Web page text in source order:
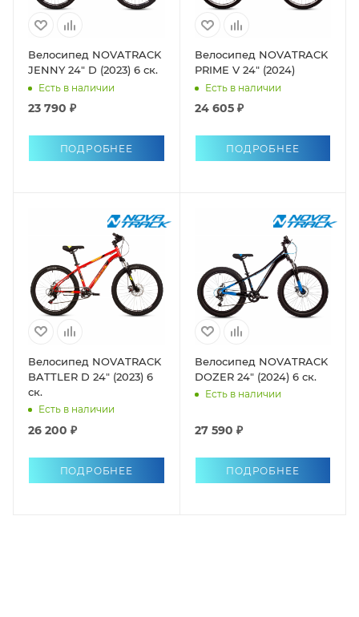
Велосипед NOVATRACK
JENNY 24" D (2023) 6 ск.
Есть в наличии
23 790 ₽
ПОДРОБНЕЕ
Велосипед NOVATRACK
PRIME V 24" (2024)
Есть в наличии
24 605 ₽
ПОДРОБНЕЕ
Велосипед NOVATRACK
BATTLER D 24" (2023) 6
ск.
Есть в наличии
26 200 ₽
ПОДРОБНЕЕ
Велосипед NOVATRACK
DOZER 24" (2024) 6 ск.
Есть в наличии
27 590 ₽
ПОДРОБНЕЕ